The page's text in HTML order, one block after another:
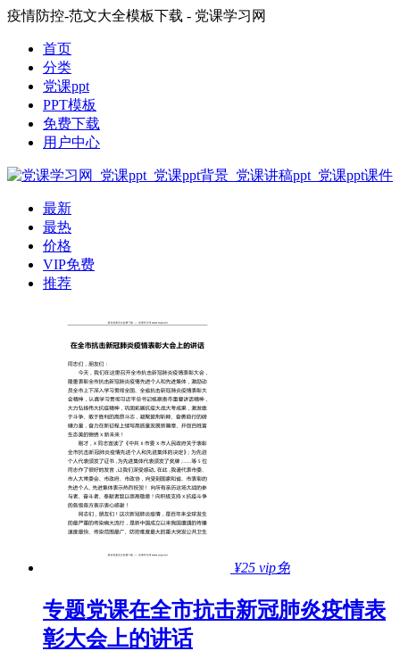
疫情防控-范文大全模板下载 - 党课学习网
首页
分类
党课ppt
PPT模板
免费下载
用户中心
最新
最热
价格
VIP免费
推荐
¥25 vip免
专题党课在全市抗击新冠肺炎疫情表
彰大会上的讲话